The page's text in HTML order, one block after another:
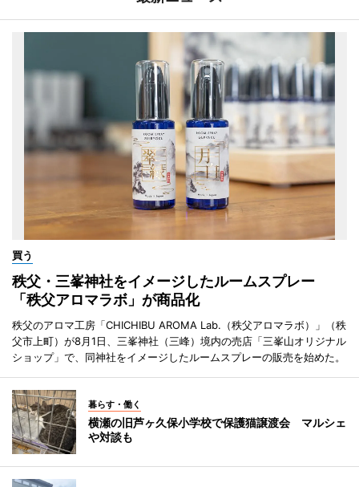
買う
秩父・三峯神社をイメージしたルームスプレー
「秩父アロマラボ」が商品化
秩父のアロマ工房「CHICHIBU AROMA Lab.（秩父アロマラボ）」（秩
父市上町）が8月1日、三峯神社（三峰）境内の売店「三峯山オリジナル
ショップ」で、同神社をイメージしたルームスプレーの販売を始めた。
暮らす・働く
横瀬の旧芦ヶ久保小学校で保護猫譲渡会 マルシェ
や対談も